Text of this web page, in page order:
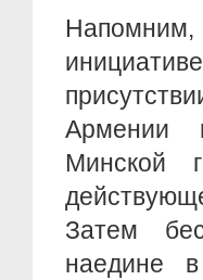
Армении
Минской
Затем
наедине